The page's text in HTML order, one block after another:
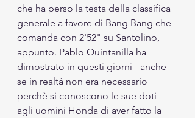
che ha perso la testa della classifica
generale a favore di Bang Bang che
comanda con 2'52" su Santolino,
appunto. Pablo Quintanilla ha
dimostrato in questi giorni - anche
se in realtà non era necessario
perchè si conoscono le sue doti -
agli uomini Honda di aver fatto la